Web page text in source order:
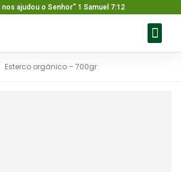
nos ajudou o Senhor” 1 Samuel 7:12
Esterco orgânico – 700gr